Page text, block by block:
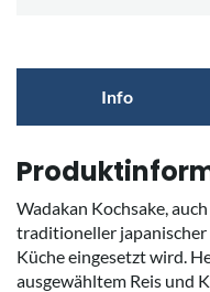
Info
Wadakan Kochsake,
traditioneller
Küche eingesetzt wird.
ausgewähltem Reis und